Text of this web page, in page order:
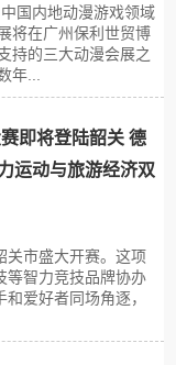
国内地动漫游戏领域
将在广州保利世贸博
持的三大动漫会展之
年...
即将登陆韶关 德
运动与旅游经济双
关市盛大开赛。这项
等智力竞技品牌协办
爱好者同场角逐，